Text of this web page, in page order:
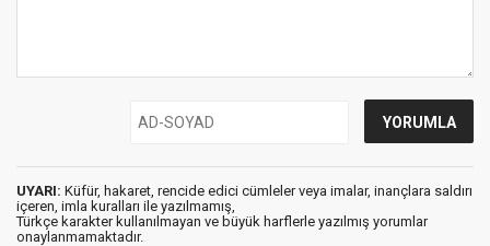
UYARI: Küfür, hakaret, rencide edici cümleler veya imalar, inançlara saldırı
içeren, imla kuralları ile yazılmamış,
Türkçe karakter kullanılmayan ve büyük harflerle yazılmış yorumlar
onaylanmamaktadır.